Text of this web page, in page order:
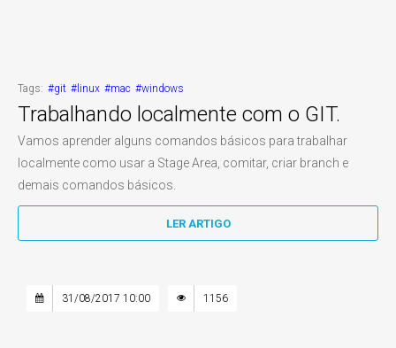
Tags: #git #linux #mac #windows
Trabalhando localmente com o GIT.
Vamos aprender alguns comandos básicos para trabalhar
localmente como usar a Stage Area, comitar, criar branch e
demais comandos básicos.
LER ARTIGO
31/08/2017 10:00 1156